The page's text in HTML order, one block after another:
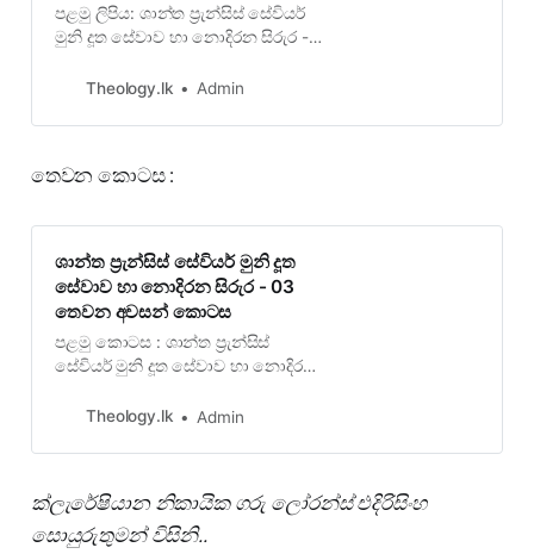
පළමු ලිපිය: ශාන්ත ප්‍රැන්සිස් සේවියර්
මුනි දූත සේවාව හා නොදිරන සිරුර -
තැන්පත්ව ඇති නොදිරන සිරු
Theology.lk Admin
තෙවන කොටස :
ශාන්ත ප්‍රැන්සිස් සේවියර් මුනි දූත
සේවාව හා නොදිරන සිරුර - 03
තෙවන අවසන් කොටස
පළමු කොටස : ශාන්ත ප්‍රැන්සිස්
සේවියර් මුනි දූත සේවාව හා නොදිරන
ගෝවේ තැන්පත්ව ඇති නොදිරන සිරුර
Theology.lk Admin
ක්ලැරේෂියාන නිකායික ගරු ලෝරන්ස් එදිරිසිංහ
සොයුරුතුමන් විසිනි..